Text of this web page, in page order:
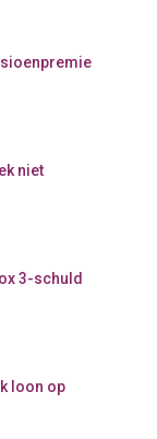
niet
3-schuld
loon op